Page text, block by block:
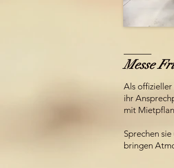
Messe
Als offizieller
ihr
mit
Sprechen
bringen